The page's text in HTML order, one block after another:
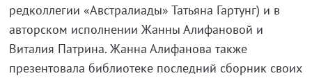
редколлегии «Австралиады» Татьяна Гартунг) и в
авторском исполнении Жанны Алифановой и
Виталия Патрина. Жанна Алифанова также
презентовала библиотеке последний сборник своих